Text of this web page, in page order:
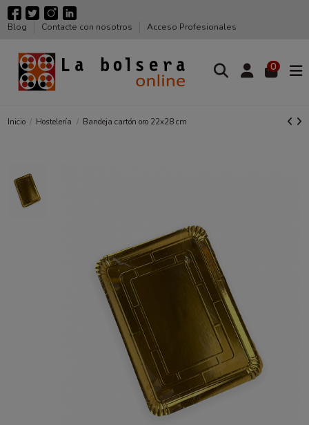
Blog Contacte con nosotros Acceso Profesionales
0
Inicio Hostelería Bandeja cartón oro 22x28 cm